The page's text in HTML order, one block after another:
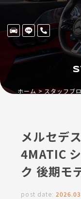
ホーム スタッフブ
メルセデ
4MATIC
ク 後期モ
post date: